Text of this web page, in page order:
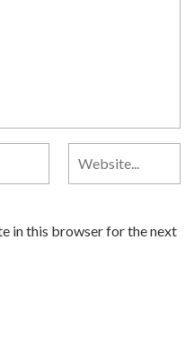
in this browser for the next